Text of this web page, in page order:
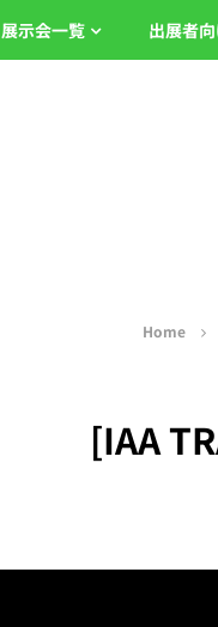
展示会一覧 出展者
Home
[IAA